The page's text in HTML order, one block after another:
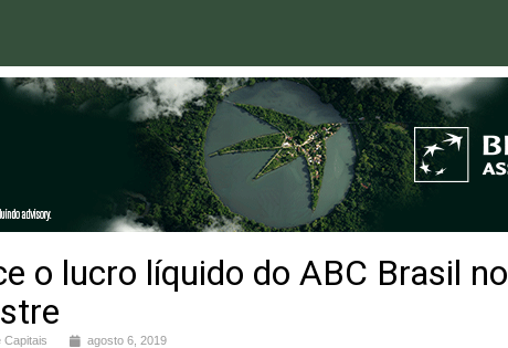
o lucro líquido do ABC Brasil no
Capitais agosto 6, 2019